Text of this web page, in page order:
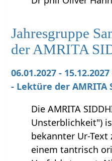
Jahresgruppe
der AMRITA
06.01.2027 -
- Lektüre der AMRITA
Die AMRITA
Unsterblichkeit")
bekannter Ur-Text
einem tantrisch